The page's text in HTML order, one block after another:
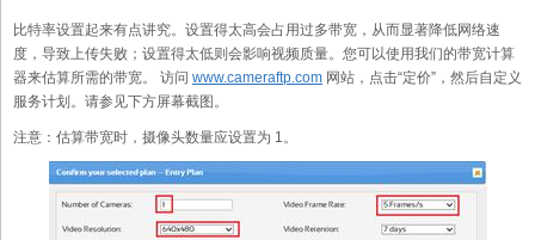
比特率设置起来有点讲究。设置得太高会占用过多带宽，从而显著降低网络速
度，导致上传失败；设置得太低则会影响视频质量。您可以使用我们的带宽计算
器来估算所需的带宽。 访问 www.cameraftp.com 网站，点击“定价”，然后自定义
服务计划。请参见下方屏幕截图。
注意：估算带宽时，摄像头数量应设置为 1。